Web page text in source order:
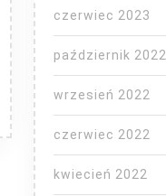
czerwiec 2023
październik 2022
wrzesień 2022
czerwiec 2022
kwiecień 2022